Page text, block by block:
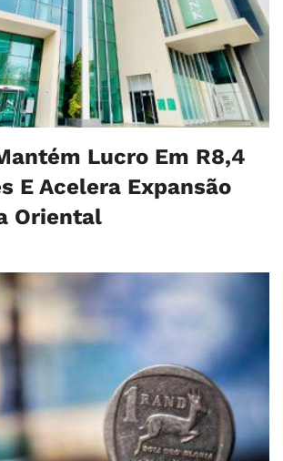
Lucro Em R8,4
E Acelera Expansão
Oriental